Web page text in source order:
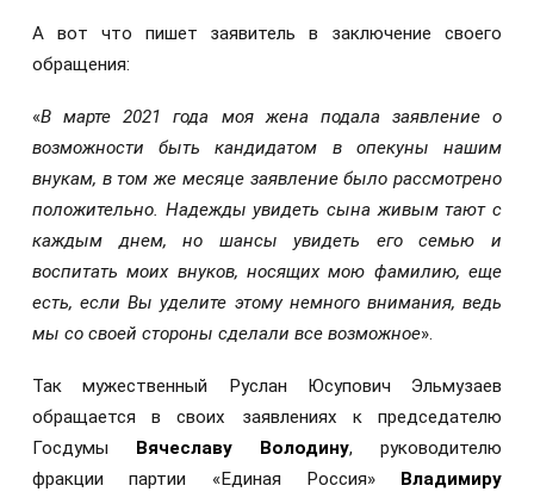
А вот что пишет заявитель в заключение своего
обращения:
«В марте 2021 года моя жена подала заявление о
возможности быть кандидатом в опекуны нашим
внукам, в том же месяце заявление было рассмотрено
положительно. Надежды увидеть сына живым тают с
каждым днем, но шансы увидеть его семью и
воспитать моих внуков, носящих мою фамилию, еще
есть, если Вы уделите этому немного внимания, ведь
мы со своей стороны сделали все возможное».
Так мужественный Руслан Юсупович Эльмузаев
обращается в своих заявлениях к председателю
Госдумы Вячеславу Володину, руководителю
фракции партии «Единая Россия» Владимиру